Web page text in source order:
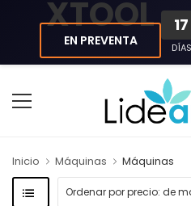
XTOOL
EN PREVENTA
17
DÍAS
Inicio Máquinas Máquinas